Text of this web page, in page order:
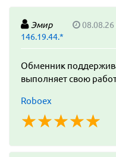
Эмир 08.08.26
146.19.44.*
Обменник
выполняет свою
Roboex
☆☆☆☆☆
★★★★★